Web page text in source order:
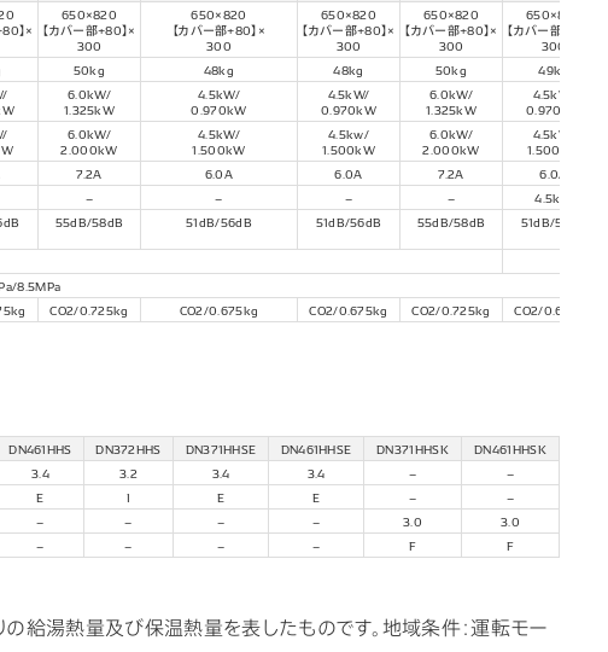
】×
650×820
【カバー部+80】×
300
650×820
【カバー部+80】×
300
650×820
【カバー部+80】×
300
650×820
【カバー部+80】×
300
650×820
【カバー部+80】×
300
50kg 48kg 48kg 50kg
49kg
6.0kW/
1.325kW
4.5kW/
0.970kW
4.5kW/
0.970kW
6.0kW/
1.325kW
4.5kW/
0.970kW
6.0kW/
2.000kW
4.5kW/
1.500kW
4.5kw/
1.500kW
6.0kW/
2.000kW
4.5kW/
1.500kW
7.2A 6.0A 6.0A 7.2A
6.0A
– – – –
4.5kW
55dB/58dB 51dB/56dB 51dB/56dB 55dB/58dB 51dB/56dB
8.5MPa
CO2/0.725kg CO2/0.675kg CO2/0.675kg CO2/0.725kg CO2/0.675kg
DN461HHS DN372HHS DN371HHSE DN461HHSE DN371HHSK
DN461HHSK
3.4 3.2 3.4 3.4 –
–
E I E E –
–
– – – – 3.0
3.0
– – – – F F
給湯熱量及び保温熱量を表したものです。地域条件：運転モー